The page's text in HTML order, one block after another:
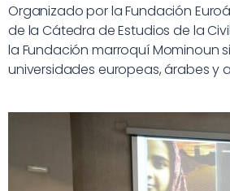
Organizado por la Fundación
de la Cátedra de Estudios de la
la Fundación marroquí Mominoun
universidades europeas, árabes y